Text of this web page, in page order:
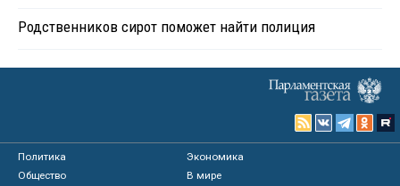
Родственников сирот поможет найти полиция
Политика
Экономика
Общество
В мире